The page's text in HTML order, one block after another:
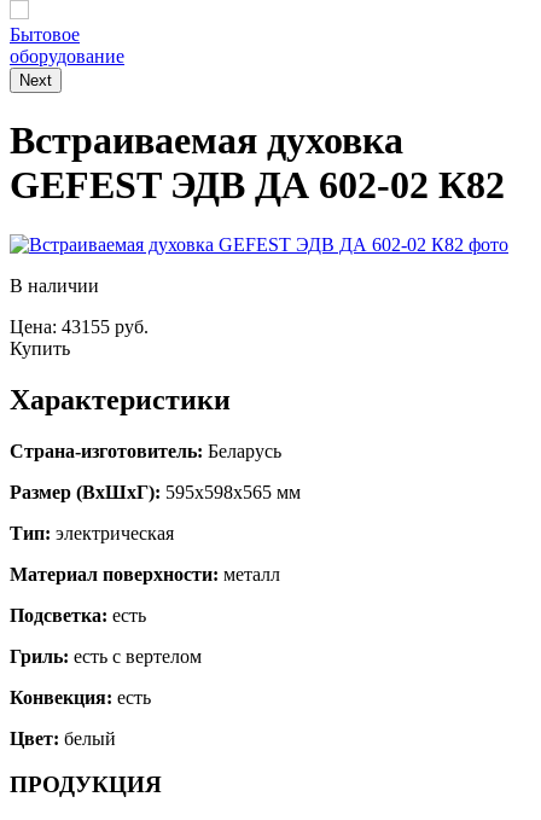
Бытовое
оборудование
Next
Встраиваемая духовка
GEFEST ЭДВ ДА 602-02 К82
В наличии
Цена: 43155 руб.
Купить
Характеристики
Страна-изготовитель: Беларусь
Размер (ВхШхГ): 595х598х565 мм
Тип: электрическая
Материал поверхности: металл
Подсветка: есть
Гриль: есть с вертелом
Конвекция: есть
Цвет: белый
ПРОДУКЦИЯ